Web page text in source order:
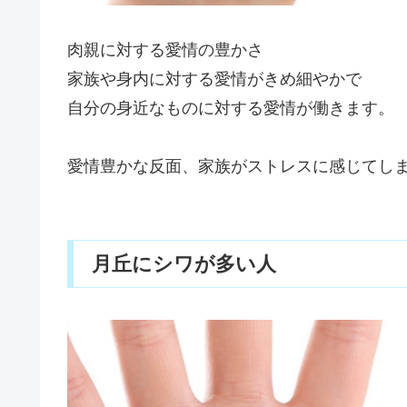
肉親に対する愛情の豊かさ
家族や身内に対する愛情がきめ細やかで
自分の身近なものに対する愛情が働きます。
愛情豊かな反面、家族がストレスに感じてし
月丘にシワが多い人